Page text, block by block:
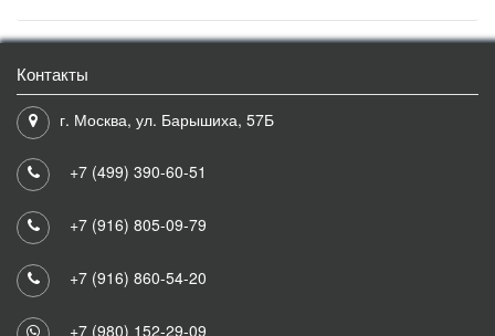
Контакты
г. Москва, ул. Барышиха, 57Б
+7 (499) 390-60-51
+7 (916) 805-09-79
+7 (916) 860-54-20
+7 (980) 152-29-09